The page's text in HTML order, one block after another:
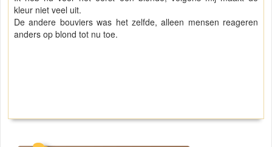
kleur niet veel uit.
De andere bouviers was het zelfde, alleen mensen reageren
anders op blond tot nu toe.